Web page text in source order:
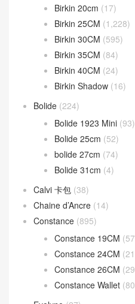
分類目錄
Bag strap(13)
Béarn mini(37)
Bearn wallet(161)
Birkin(1,945)
Birkin 20cm
Birkin 25CM(1,228)
Birkin 30CM(595)
Birkin 35CM(84)
Birkin 40CM(24)